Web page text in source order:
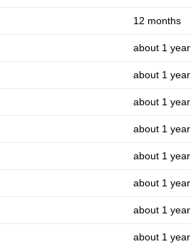
12 months
about 1 year
about 1 year
about 1 year
about 1 year
about 1 year
about 1 year
about 1 year
about 1 year